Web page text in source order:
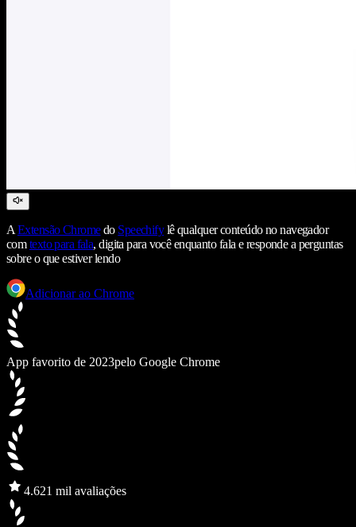
A Extensão Chromedo Speechifylê qualquer conteúdo no navegador
comtexto para fala, digita para você enquanto fala e responde a perguntas
sobre o que estiver lendo
Adicionar ao Chrome
App favorito de 2023pelo Google Chrome
4.621 mil avaliações